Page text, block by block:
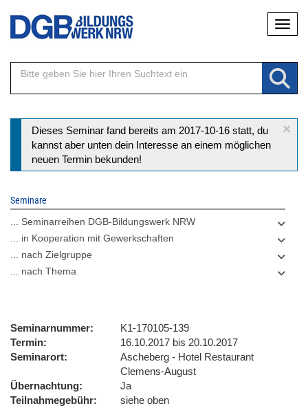
Direkt
Inhalt
×
Statusmeldung
Dieses Seminar fand bereits am 2017-10-16 statt, du
kannst aber unten dein Interesse an einem möglichen
neuen Termin bekunden!
Seminare
... Seminarreihen DGB-Bildungswerk NRW
... in Kooperation mit Gewerkschaften
... nach Zielgruppe
... nach Thema
Seminarnummer
K1-170105-139
Termin
16.10.2017 bis 20.10.2017
Seminarort
Ascheberg - Hotel Restaurant
Clemens-August
Übernachtung
Ja
Teilnahmegebühr
siehe oben